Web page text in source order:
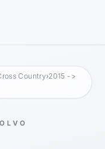
Country›2015 ->